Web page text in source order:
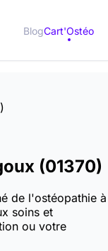
BlogCart'Ostéo
(01370)
de l'ostéopathie à
soins et
ou votre